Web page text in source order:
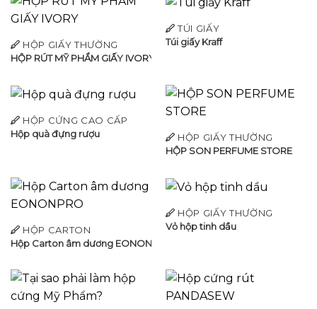
HỘP GIẤY THƯỜNG
HỘP RÚT MỸ PHẨM GIẤY IVORY
TÚI GIẤY
Túi giấy Kraff
HỘP CỨNG CAO CẤP
Hộp quà đựng rượu
HỘP GIẤY THƯỜNG
HỘP SON PERFUME STORE
HỘP CARTON
Hộp Carton âm dương EONONPRO
HỘP GIẤY THƯỜNG
Vỏ hộp tinh dầu